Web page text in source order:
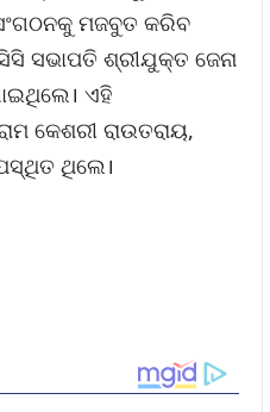
ମଜବୁତ କରିବ
ସଭାପତି ଶ୍ରୀଯୁକ୍ତ ଜେନା
ଏହି
କେଶରୀ ରାଉତରାୟ,
ଥିଲେ।